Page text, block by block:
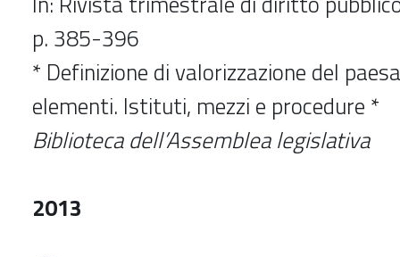
p. 385-396
* Definizione di valorizzazione del
elementi. Istituti, mezzi e procedure *
Biblioteca dell’Assemblea legislativa
2013